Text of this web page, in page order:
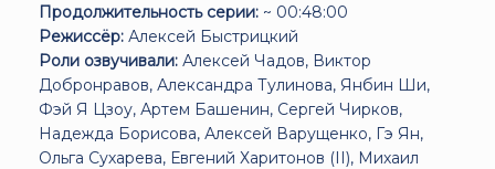
Продолжительность серии: ~ 00:48:00
Режиссёр: Алексей Быстрицкий
Роли озвучивали: Алексей Чадов, Виктор
Добронравов, Александра Тулинова, Янбин Ши,
Фэй Я Цзоу, Артем Башенин, Сергей Чирков,
Надежда Борисова, Алексей Варущенко, Гэ Ян,
Ольга Сухарева, Евгений Харитонов (II), Михаил